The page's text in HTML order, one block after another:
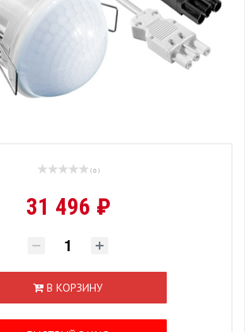
( 0 )
31 496 ₽
В КОРЗИНУ